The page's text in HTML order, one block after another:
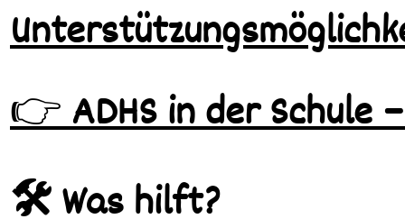
👉ADHS in der
🛠️ Was hilft?